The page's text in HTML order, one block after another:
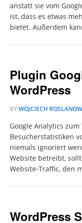
anstatt sie vom
ist, dass es etwas
bietet. Außerdem
Plugin
WordPress
BYWOJCIECH
Google Analytics
Besucherstatistiken
niemals ignoriert
Website betreibt,
Website-Traffic, den
WordPress